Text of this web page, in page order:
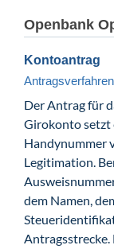
Openbank
Kontoantrag
Antragsverfahren
Der Antrag für
Girokonto setzt
Handynummer
Legitimation.
dem Namen,
Antragsstrecke.